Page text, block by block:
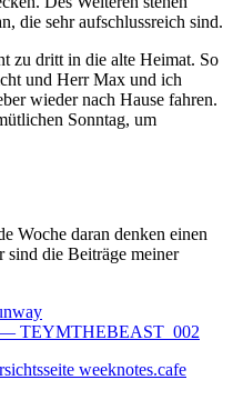
die sehr aufschlussreich sind.
zu dritt in die alte Heimat. So
und Herr Max und ich
wieder nach Hause fahren.
Sonntag, um
Woche daran denken einen
die Beiträge meiner
TEYMTHEBEAST_002
weeknotes.cafe